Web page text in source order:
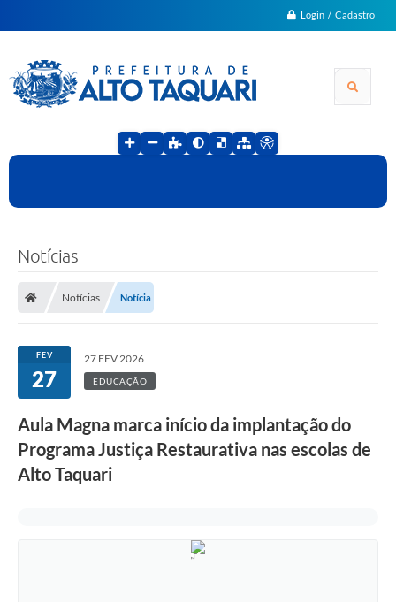
Login / Cadastro
Notícias
Notícias Notícia
FEV
27
27 FEV 2026
EDUCAÇÃO
Aula Magna marca início da implantação do
Programa Justiça Restaurativa nas escolas de
Alto Taquari